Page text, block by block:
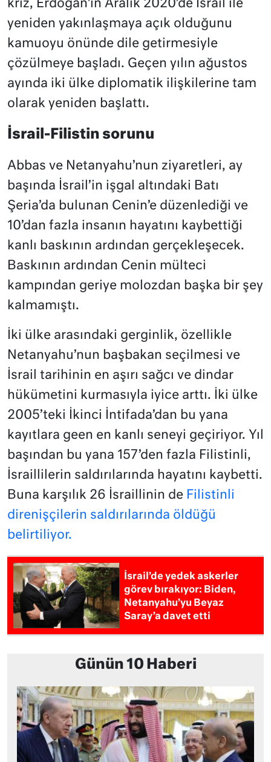
kriz, Erdoğan’ın Aralık 2020’de İsrail ile
yeniden yakınlaşmaya açık olduğunu
kamuoyu önünde dile getirmesiyle
çözülmeye başladı. Geçen yılın ağustos
ayında iki ülke diplomatik ilişkilerine tam
olarak yeniden başlattı.
İsrail-Filistin sorunu
Abbas ve Netanyahu’nun ziyaretleri, ay
başında İsrail’in işgal altındaki Batı
Şeria’da bulunan Cenin’e düzenlediği ve
10’dan fazla insanın hayatını kaybettiği
kanlı baskının ardından gerçekleşecek.
Baskının ardından Cenin mülteci
kampından geriye molozdan başka bir şey
kalmamıştı.
İki ülke arasındaki gerginlik, özellikle
Netanyahu’nun başbakan seçilmesi ve
İsrail tarihinin en aşırı sağcı ve dindar
hükümetini kurmasıyla iyice arttı. İki ülke
2005’teki İkinci İntifada’dan bu yana
kayıtlara geen en kanlı seneyi geçiriyor. Yıl
başından bu yana 157’den fazla Filistinli,
İsraillilerin saldırılarında hayatını kaybetti.
Buna karşılık 26 İsraillinin de Filistinli
direnişçilerin saldırılarında öldüğü
belirtiliyor.
İsrail’de yedek askerler
görev bırakıyor: Biden,
Netanyahu’yu Beyaz
Saray’a davet etti
Günün 10 Haberi